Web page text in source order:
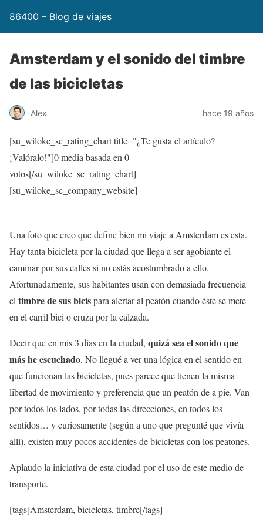
86400 – Blog de viajes
Amsterdam y el sonido del timbre
de las bicicletas
Alex hace 19 años
[su_wiloke_sc_rating_chart title="¿Te gusta el artículo?
¡Valóralo!"]0media basada en 0
votos[/su_wiloke_sc_rating_chart]
[su_wiloke_sc_company_website]
Una foto que creo que define bien mi viaje a Amsterdam es esta.
Hay tanta bicicleta por la ciudad que llega a ser agobiante el
caminar por sus calles si no estás acostumbrado a ello.
Afortunadamente, sus habitantes usan con demasiada frecuencia
el timbre de sus bicispara alertar al peatón cuando éste se mete
en el carril bici o cruza por la calzada.
Decir que en mis 3 días en la ciudad, quizá sea el sonido que
más he escuchado. No llegué a ver una lógica en el sentido en
que funcionan las bicicletas, pues parece que tienen la misma
libertad de movimiento y preferencia que un peatón de a pie. Van
por todos los lados, por todas las direcciones, en todos los
sentidos… y curiosamente (según a uno que pregunté que vivía
allí), existen muy pocos accidentes de bicicletas con los peatones.
Aplaudo la iniciativa de esta ciudad por el uso de este medio de
transporte.
[tags]Amsterdam, bicicletas, timbre[/tags]